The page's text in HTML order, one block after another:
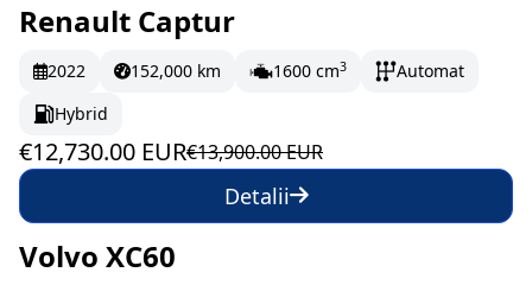
În stoc 212.17 EUR/lună
Renault Captur
2022 152,000 km 1600 cm3
Automat
Hybrid
€12,730.00 EUR€13,900.00 EUR
Detalii
În stoc 526.17 EUR/lună
Volvo XC60